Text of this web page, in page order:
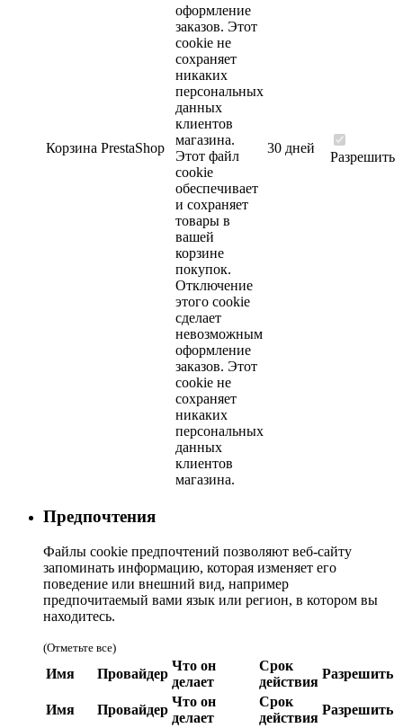
Корзина PrestaShop
оформление
заказов. Этот
cookie не
сохраняет
никаких
персональных
данных
клиентов
магазина.
Этот файл
cookie
обеспечивает
и сохраняет
товары в
вашей
корзине
покупок.
Отключение
этого cookie
сделает
невозможным
оформление
заказов. Этот
cookie не
сохраняет
никаких
персональных
данных
клиентов
магазина.
30 дней
Разрешить
Предпочтения
Файлы cookie предпочтений позволяют веб-сайту
запоминать информацию, которая изменяет его
поведение или внешний вид, например
предпочитаемый вами язык или регион, в котором вы
находитесь.
(Отметьте все)
Имя Провайдер
Что он
делает
Срок
действия
Разрешить
Имя Провайдер
Что он
делает
Срок
действия
Разрешить